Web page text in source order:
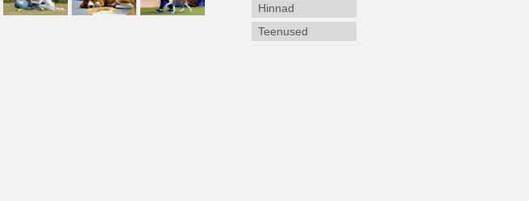
Hinnad
Teenused